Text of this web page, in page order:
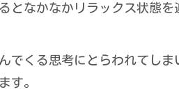
となかなかリラックス状態
でくる思考にとらわれてし
す。